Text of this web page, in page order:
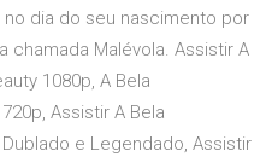
dia do seu nascimento por
chamada Malévola. Assistir A
1080p, A Bela
Assistir A Bela
e Legendado, Assistir